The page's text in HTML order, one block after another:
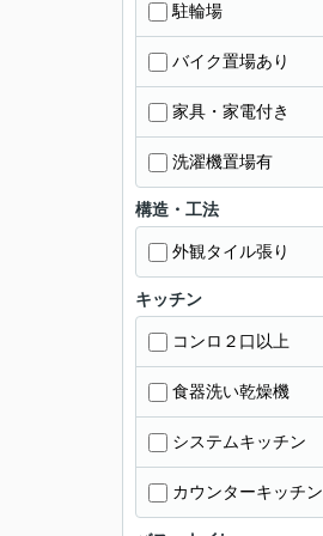
駐輪場
バイク置場あり
家具・家電付き
洗濯機置場有
構造・工法
外観タイル張り
キッチン
コンロ２口以上
食器洗い乾燥機
システムキッチン
カウンターキッチン